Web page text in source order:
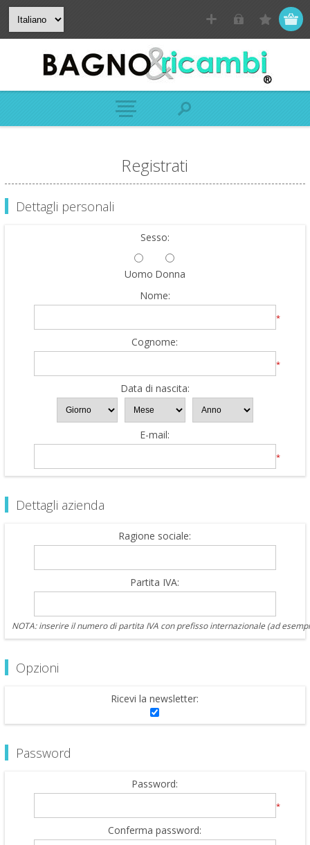
Registrati
Dettagli personali
Sesso:
Uomo Donna
Nome:
*
Cognome:
*
Data di nascita:
E-mail:
*
Dettagli azienda
Ragione sociale:
Partita IVA:
NOTA: inserire il numero di partita IVA con prefisso internazionale (ad
Opzioni
Ricevi la newsletter:
Password
Password:
*
Conferma password: